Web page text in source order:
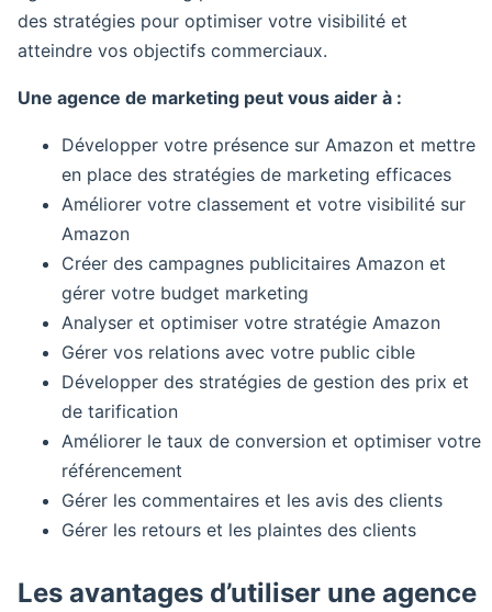
des stratégies pour optimiser votre visibilité et
atteindre vos objectifs commerciaux.
Une agence de marketing peut vous aider à :
Développer votre présence sur Amazon et mettre
en place des stratégies de marketing efficaces
Améliorer votre classement et votre visibilité sur
Amazon
Créer des campagnes publicitaires Amazon et
gérer votre budget marketing
Analyser et optimiser votre stratégie Amazon
Gérer vos relations avec votre public cible
Développer des stratégies de gestion des prix et
de tarification
Améliorer le taux de conversion et optimiser votre
référencement
Gérer les commentaires et les avis des clients
Gérer les retours et les plaintes des clients
Les avantages d’utiliser une agence